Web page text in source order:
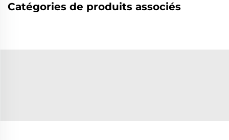
Catégories de produits associés